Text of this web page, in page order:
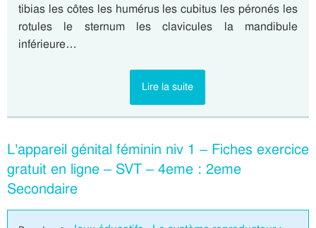
tibias les côtes les humérus les cubitus les péronés les
rotules le sternum les clavicules la mandibule
inférieure…
Lire la suite
L’appareil génital féminin niv 1 – Fiches exercice
gratuit en ligne – SVT – 4eme : 2eme
Secondaire